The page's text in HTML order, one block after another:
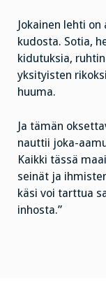
Jokainen lehti
kudosta. Sotia,
kidutuksia,
yksityisten
huuma.
Ja tämän
nauttii joka-
Kaikki tässä
seinät ja
käsi voi tarttua
inhosta.”